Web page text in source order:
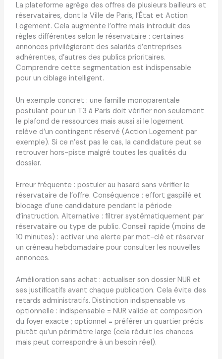
La plateforme agrège des offres de plusieurs bailleurs et
réservataires, dont la Ville de Paris, l’État et Action
Logement. Cela augmente l’offre mais introduit des
règles différentes selon le réservataire : certaines
annonces privilégieront des salariés d’entreprises
adhérentes, d’autres des publics prioritaires.
Comprendre cette segmentation est indispensable
pour un ciblage intelligent.
Un exemple concret : une famille monoparentale
postulant pour un T3 à Paris doit vérifier non seulement
le plafond de ressources mais aussi si le logement
relève d’un contingent réservé (Action Logement par
exemple). Si ce n’est pas le cas, la candidature peut se
retrouver hors-piste malgré toutes les qualités du
dossier.
Erreur fréquente : postuler au hasard sans vérifier le
réservataire de l’offre. Conséquence : effort gaspillé et
blocage d’une candidature pendant la période
d’instruction. Alternative : filtrer systématiquement par
réservataire ou type de public. Conseil rapide (moins de
10 minutes) : activer une alerte par mot-clé et réserver
un créneau hebdomadaire pour consulter les nouvelles
annonces.
Amélioration sans achat : actualiser son dossier NUR et
ses justificatifs avant chaque publication. Cela évite des
retards administratifs. Distinction indispensable vs
optionnelle : indispensable = NUR valide et composition
du foyer exacte ; optionnel = préférer un quartier précis
plutôt qu’un périmètre large (cela réduit les chances
mais peut correspondre à un besoin réel).